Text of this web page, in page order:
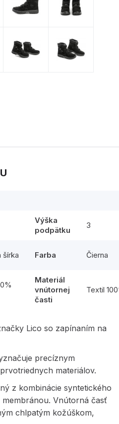
Výška
podpätku
3
šírka Farba Čierna
Materiál
vnútornej
časti
Textil
Lico so zapínaním na
precíznym
materiálov.
z kombinácie syntetického
Vnútorná časť
chlpatým kožúškom,